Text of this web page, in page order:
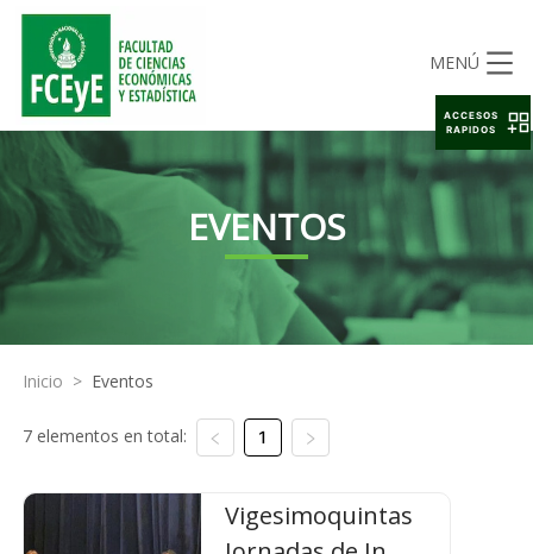
MENÚ
EVENTOS
Inicio > Eventos
7 elementos en total: 1
Vigesimoquintas
ACCESOS
RAPIDOS